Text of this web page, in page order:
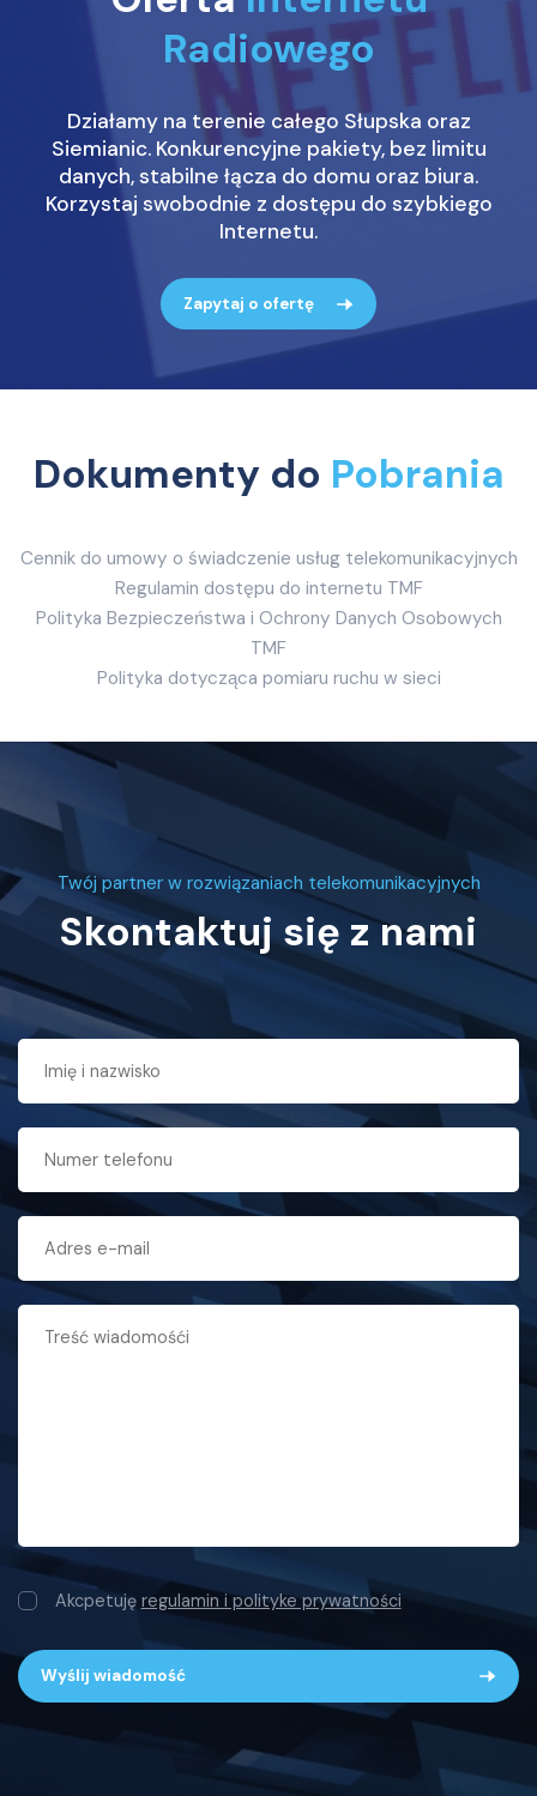
Radiowego
Działamy na terenie całego Słupska oraz
Siemianic. Konkurencyjne pakiety, bez limitu
danych, stabilne łącza do domu oraz biura.
Korzystaj swobodnie z dostępu do szybkiego
Internetu.
Zapytaj o ofertę
Dokumenty do Pobrania
Cennik do umowy o świadczenie usług telekomunikacyjnych
Regulamin dostępu do internetu TMF
Polityka Bezpieczeństwa i Ochrony Danych Osobowych
TMF
Polityka dotycząca pomiaru ruchu w sieci
Twój partner w rozwiązaniach telekomunikacyjnych
Skontaktuj się z nami
Akcpetuję regulamin i polityke prywatności
Wyślij wiadomość